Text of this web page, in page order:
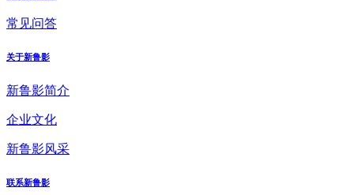
常见问答
关于新鲁影
新鲁影简介
企业文化
新鲁影风采
联系新鲁影